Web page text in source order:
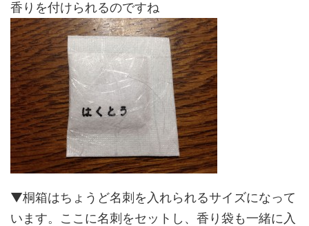
香りを付けられるのですね
▼桐箱はちょうど名刺を入れられるサイズになって
います。ここに名刺をセットし、香り袋も一緒に入